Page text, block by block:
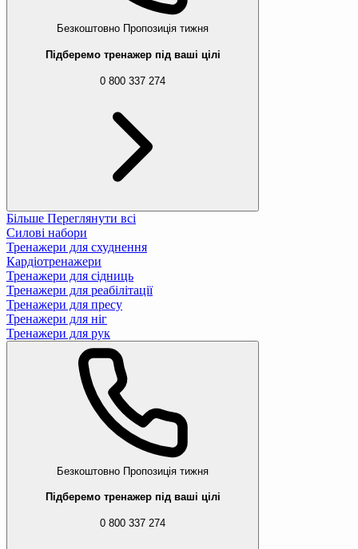
Безкоштовно Пропозиція тижня
Підберемо тренажер під ваші цілі
0 800 337 274
Більше Переглянути всі
Силові набори
Тренажери для схуднення
Кардіотренажери
Тренажери для сідниць
Тренажери для реабілітації
Тренажери для пресу
Тренажери для ніг
Тренажери для рук
Безкоштовно Пропозиція тижня
Підберемо тренажер під ваші цілі
0 800 337 274